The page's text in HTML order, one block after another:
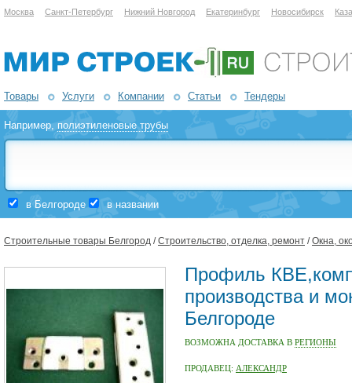
Москва Санкт-Петербург Нижний Новгород Екатеринбург Новосибирск
Товары Услуги Компании Статьи Тендеры
Например,полиэтиленовые трубы
в Белгороде в названии
Строительные товары Белгород /Строительство, отделка, ремонт /Окна,
Профиль
производства и
Белгороде
ВОЗМОЖНА ДОСТАВКА В РЕГИОНЫ
ПРОДАВЕЦ: АЛЕКСАНДР